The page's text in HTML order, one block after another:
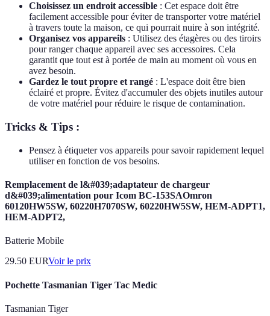
Choisissez un endroit accessible : Cet espace doit être
facilement accessible pour éviter de transporter votre matériel
à travers toute la maison, ce qui pourrait nuire à son intégrité.
Organisez vos appareils : Utilisez des étagères ou des tiroirs
pour ranger chaque appareil avec ses accessoires. Cela
garantit que tout est à portée de main au moment où vous en
avez besoin.
Gardez le tout propre et rangé : L'espace doit être bien
éclairé et propre. Évitez d'accumuler des objets inutiles autour
de votre matériel pour réduire le risque de contamination.
Tricks & Tips :
Pensez à étiqueter vos appareils pour savoir rapidement lequel
utiliser en fonction de vos besoins.
Remplacement de l&#039;adaptateur de chargeur
d&#039;alimentation pour Icom BC-153SAOmron
60120HW5SW, 60220H7070SW, 60220HW5SW, HEM-ADPT1,
HEM-ADPT2,
Batterie Mobile
29.50 EURVoir le prix
Pochette Tasmanian Tiger Tac Medic
Tasmanian Tiger